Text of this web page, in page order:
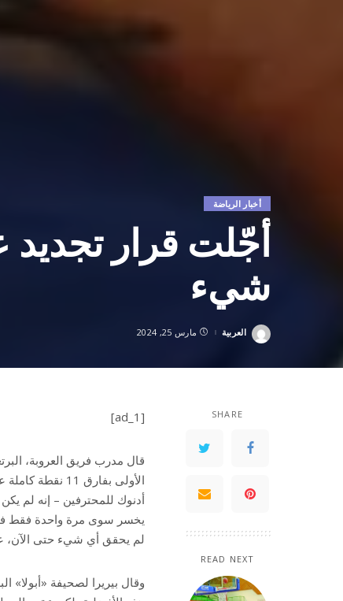
أخبار الرياضة
أجّلت قرار
شيء
Posted
العربية مارس 25, 2024
SHARE
READ NEXT
[ad_1]
قال مدرب فريق العروبة،
الأولى بفارق
أدنوك للمحترفين – إنه لم يكن
لم يحقق أي شيء حتى الآن،
وقال بيريرا لصحيفة «أبولا»